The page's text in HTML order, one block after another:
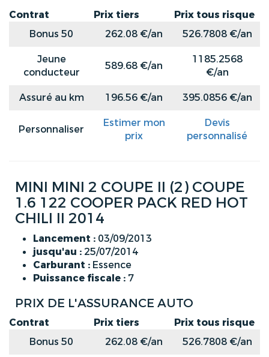
Contrat Prix tiers
Prix tous risque
Bonus 50
262.08 €/an
526.7808 €/an
Jeune
conducteur
589.68 €/an
1185.2568
€/an
Assuré au km
196.56 €/an 395.0856 €/an
Personnaliser
Estimer mon
prix
Devis
personnalisé
MINI MINI 2 COUPE II (2) COUPE
1.6 122 COOPER PACK RED HOT
CHILI II 2014
Lancement : 03/09/2013
jusqu'au : 25/07/2014
Carburant : Essence
Puissance fiscale : 7
PRIX DE L'ASSURANCE AUTO
Contrat Prix tiers
Prix tous risque
Bonus 50
262.08 €/an
526.7808 €/an